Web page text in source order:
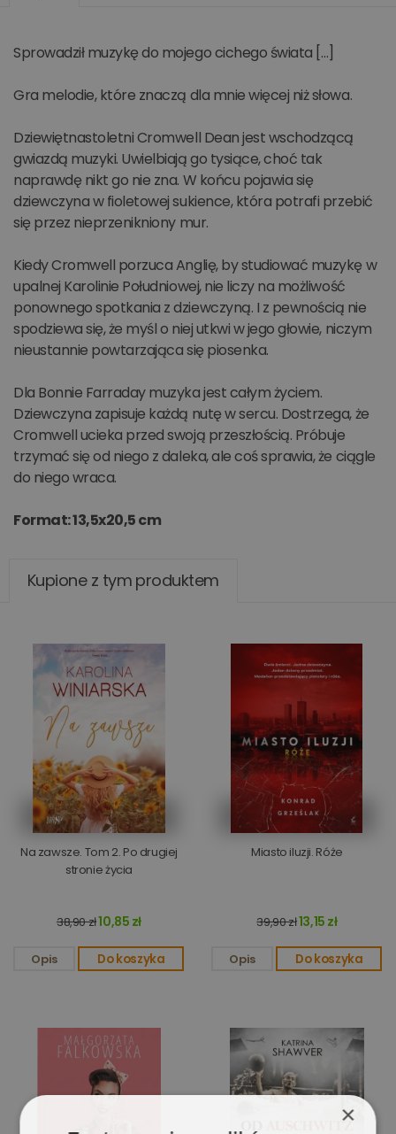
Sprowadził muzykę do mojego cichego świata […]
Gra melodie, które znaczą dla mnie więcej niż słowa.
Dziewiętnastoletni Cromwell Dean jest wschodzącą
gwiazdą muzyki. Uwielbiają go tysiące, choć tak
naprawdę nikt go nie zna. W końcu pojawia się
dziewczyna w fioletowej sukience, która potrafi przebić
się przez nieprzenikniony mur.
Kiedy Cromwell porzuca Anglię, by studiować muzykę w
upalnej Karolinie Południowej, nie liczy na możliwość
ponownego spotkania z dziewczyną. I z pewnością nie
spodziewa się, że myśl o niej utkwi w jego głowie, niczym
nieustannie powtarzająca się piosenka.
Dla Bonnie Farraday muzyka jest całym życiem.
Dziewczyna zapisuje każdą nutę w sercu. Dostrzega, że
Cromwell ucieka przed swoją przeszłością. Próbuje
trzymać się od niego z daleka, ale coś sprawia, że ciągle
do niego wraca.
Format: 13,5x20,5 cm
Kupione z tym produktem
Na zawsze. Tom 2. Po drugiej
stronie życia
38,90 zł10,85 zł
Opis Do koszyka
Miasto iluzji. Róże
39,90 zł13,15 zł
Opis Do koszyka
×